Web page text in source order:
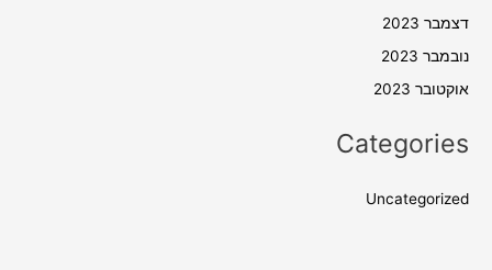
דצמבר 2023
נובמבר 2023
אוקטובר 2023
Categories
Uncategorized